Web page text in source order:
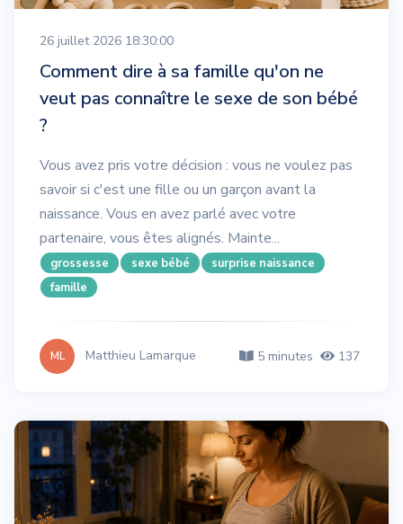
26 juillet 2026 18:30:00
Comment dire à sa famille qu'on ne
veut pas connaître le sexe de son bébé
?
Vous avez pris votre décision : vous ne voulez pas
savoir si c'est une fille ou un garçon avant la
naissance. Vous en avez parlé avec votre
partenaire, vous êtes alignés. Mainte...
grossesse sexe bébé
surprise naissance
famille
ML Matthieu Lamarque 5 minutes 137